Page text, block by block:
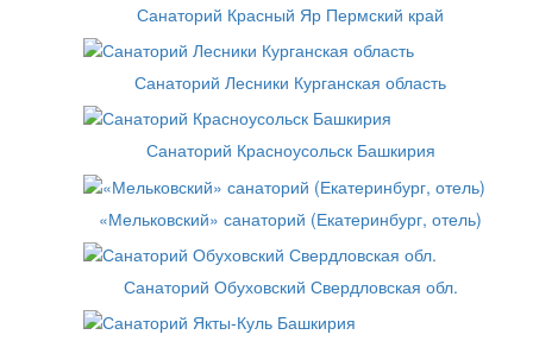
Санаторий Красный Яр Пермский край
Санаторий Лесники Курганская область
Санаторий Красноусольск Башкирия
«Мельковский» санаторий (Екатеринбург, отель)
Санаторий Обуховский Свердловская обл.